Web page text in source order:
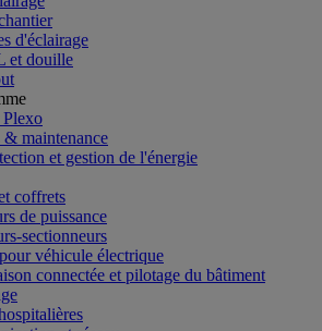
d'éclairage
et douille
& maintenance
et gestion de l'énergie
coffrets
de puissance
sectionneurs
véhicule électrique
connectée et pilotage du bâtiment